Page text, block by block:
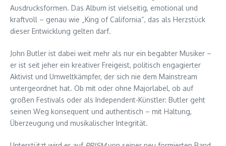
Ausdrucksformen. Das Album ist vielseitig, emotional und
kraftvoll – genau wie „King of California“, das als Herzstück
dieser Entwicklung gelten darf.
John Butler ist dabei weit mehr als nur ein begabter Musiker –
er ist seit jeher ein kreativer Freigeist, politisch engagierter
Aktivist und Umweltkämpfer, der sich nie dem Mainstream
untergeordnet hat. Ob mit oder ohne Majorlabel, ob auf
großen Festivals oder als Independent-Künstler: Butler geht
seinen Weg konsequent und authentisch – mit Haltung,
Überzeugung und musikalischer Integrität.